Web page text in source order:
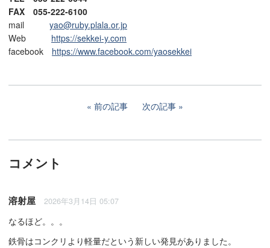
FAX 055-222-6100
mail yao@ruby.plala.or.jp
Web https://sekkei-y.com
facebook https://www.facebook.com/yaosekkei
前の記事 次の記事
コメント
溶射屋 2026年3月14日 05:07
なるほど。。。
鉄骨はコンクリより軽量だという新しい発見がありました。